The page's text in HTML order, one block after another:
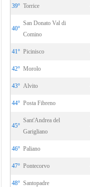
39° Torrice
40°
San Donato Val di
Comino
41° Picinisco
42° Morolo
43° Alvito
44° Posta Fibreno
45°
Sant'Andrea del
Garigliano
46° Paliano
47° Pontecorvo
48° Santopadre